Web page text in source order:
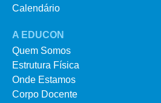
Calendário
A EDUCON
Quem Somos
Estrutura Física
Onde Estamos
Corpo Docente